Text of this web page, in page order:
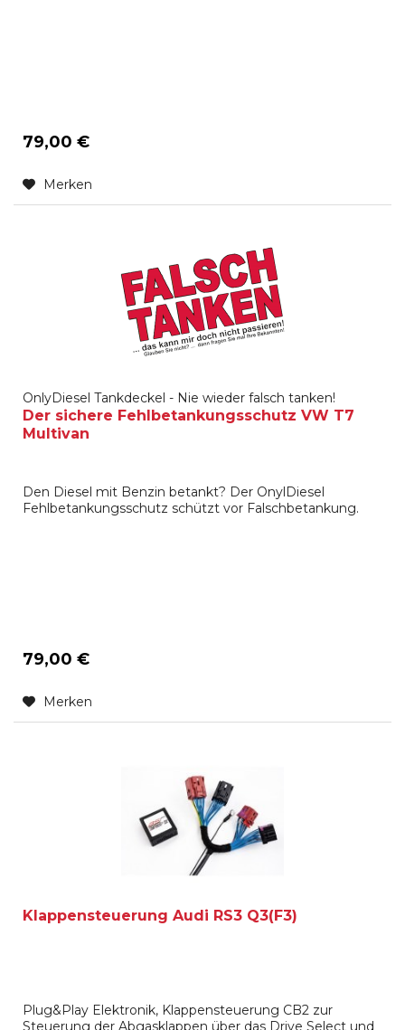
79,00 €
Merken
OnlyDiesel Tankdeckel - Nie wieder falsch tanken!
Der sichere Fehlbetankungsschutz VW T7
Multivan
Den Diesel mit Benzin betankt? Der OnylDiesel
Fehlbetankungsschutz schützt vor Falschbetankung.
79,00 €
Merken
Klappensteuerung Audi RS3 Q3(F3)
Plug&Play Elektronik, Klappensteuerung CB2 zur
Steuerung der Abgasklappen über das Drive Select und